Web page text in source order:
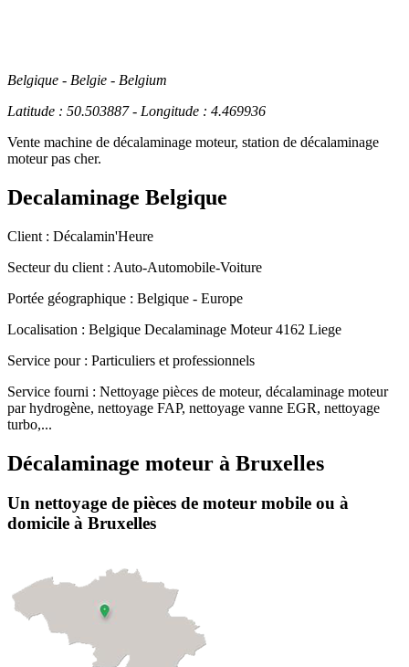
Belgique - Belgie - Belgium
Latitude : 50.503887 - Longitude : 4.469936
Vente machine de décalaminage moteur, station de décalaminage
moteur pas cher.
Decalaminage Belgique
Client : Décalamin'Heure
Secteur du client : Auto-Automobile-Voiture
Portée géographique : Belgique - Europe
Localisation : Belgique Decalaminage Moteur 4162 Liege
Service pour : Particuliers et professionnels
Service fourni : Nettoyage pièces de moteur, décalaminage moteur
par hydrogène, nettoyage FAP, nettoyage vanne EGR, nettoyage
turbo,...
Décalaminage moteur à Bruxelles
Un nettoyage de pièces de moteur mobile ou à
domicile à Bruxelles